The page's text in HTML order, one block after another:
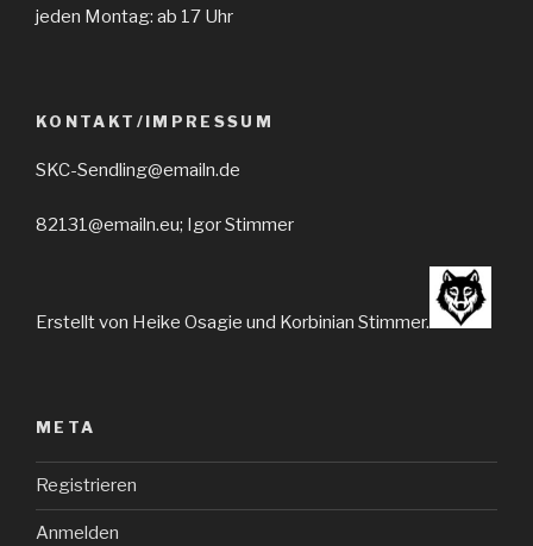
jeden Montag: ab 17 Uhr
KONTAKT/IMPRESSUM
SKC-Sendling@emailn.de
82131@emailn.eu; Igor Stimmer
Erstellt von Heike Osagie und Korbinian Stimmer.
META
Registrieren
Anmelden